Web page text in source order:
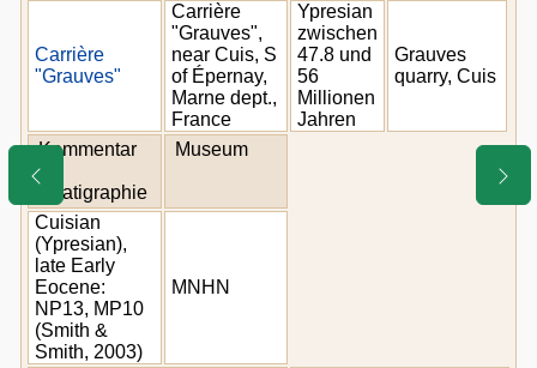
Carrière
"Grauves"
Carrière
"Grauves",
near Cuis, S
of Épernay,
Marne dept.,
France
Ypresian
zwischen
47.8 und
56
Millionen
Jahren
Grauves
quarry, Cuis
Kommentar
z.
Stratigraphie
Museum
Cuisian
(Ypresian),
late Early
Eocene:
NP13, MP10
(Smith &
Smith, 2003)
MNHN